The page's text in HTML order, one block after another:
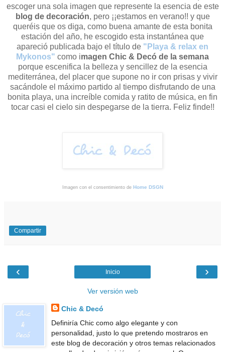
escoger una sola imagen que represente la esencia de este
blog de decoración, pero ¡¡estamos en verano!! y que
queréis que os diga, como buena amante de esta bonita
estación del año, he escogido esta instantánea que
apareció publicada bajo el título de "Playa & relax en
Mykonos" como imagen Chic & Decó de la semana
porque escenifica la belleza y sencillez de la esencia
mediterránea, del placer que supone no ir con prisas y vivir
sacándole el máximo partido al tiempo disfrutando de una
bonita playa, una increíble comida y ratito de música, en fin
tocar casi el cielo sin despegarse de la tierra. Feliz finde!!
Imagen con el consentimiento de Home DSGN
Compartir
‹ ›
Inicio
Ver versión web
Chic & Decó
Definiría Chic como algo elegante y con
personalidad, justo lo que pretendo mostraros en
este blog de decoración y otros temas relacionados